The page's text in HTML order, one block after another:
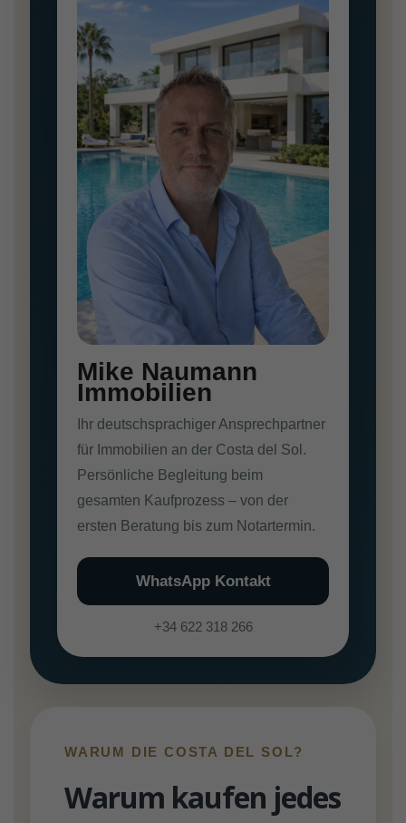
Mike Naumann
Immobilien
Ihr deutschsprachiger Ansprechpartner
für Immobilien an der Costa del Sol.
Persönliche Begleitung beim
gesamten Kaufprozess – von der
ersten Beratung bis zum Notartermin.
WhatsApp Kontakt
+34 622 318 266
WARUM DIE COSTA DEL SOL?
Warum kaufen jedes